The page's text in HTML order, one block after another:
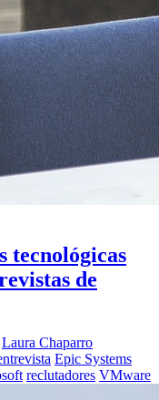
tecnológicas
de
Laura Chaparro
Epic Systems
reclutadores VMware